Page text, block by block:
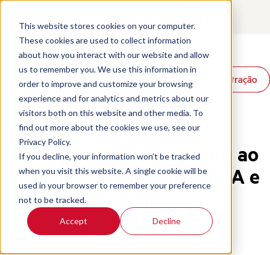
This website stores cookies on your computer.
These cookies are used to collect information
about how you interact with our website and allow
us to remember you. We use this information in
order to improve and customize your browsing
experience and for analytics and metrics about our
visitors both on this website and other media. To
find out more about the cookies we use, see our
Privacy Policy.
If you decline, your information won’t be tracked
when you visit this website. A single cookie will be
used in your browser to remember your preference
not to be tracked.
Accept Decline
Produtos
Soluções
Recursos
Solicite uma demonstração
Solicite uma demonstração
Home / Pt Br / Blog / Future Of Customer Service Ai
O futuro do atendimento ao
cliente: Como equilibrar IA e
humanos
Customer Service